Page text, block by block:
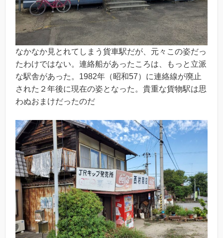
なかなか見とれてしまう貨車駅だが、元々この姿だっ
たわけではない。連絡船があったころは、もっと立派
な駅舎があった。1982年（昭和57）に連絡線が廃止
された２年後に現在の姿となった。貴重な貨物駅は思
わぬおまけだったのだ